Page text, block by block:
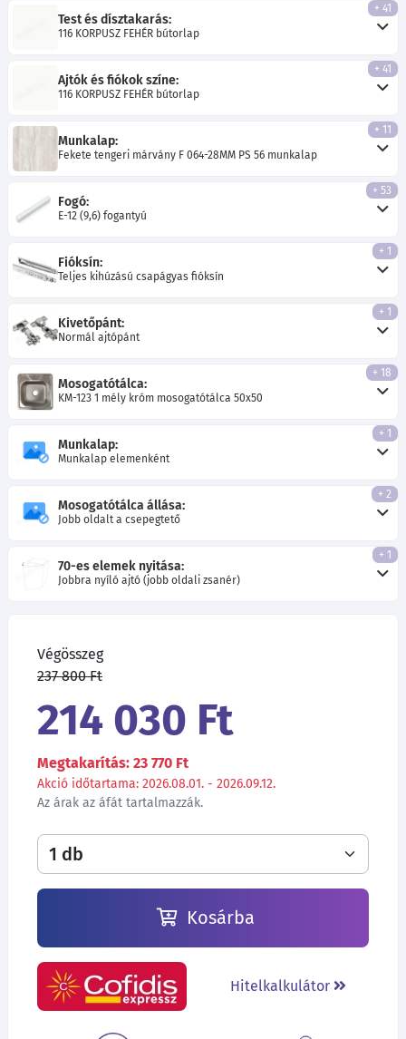
Test és dísztakarás:
116 KORPUSZ FEHÉR bútorlap
+ 41
Ajtók és fiókok színe:
116 KORPUSZ FEHÉR bútorlap
+ 41
Munkalap:
Fekete tengeri márvány F 064-28MM PS 56 munkalap
+ 11
Fogó:
E-12 (9,6) fogantyú
+ 53
Fióksín:
Teljes kihúzású csapágyas fióksín
+ 1
Kivetőpánt:
Normál ajtópánt
+ 1
Mosogatótálca:
KM-123 1 mély króm mosogatótálca 50x50
+ 18
Munkalap:
Munkalap elemenként
+ 1
Mosogatótálca állása:
Jobb oldalt a csepegtető
+ 2
70-es elemek nyitása:
Jobbra nyíló ajtó (jobb oldali zsanér)
+ 1
Végösszeg
237 800 Ft
214 030 Ft
Megtakarítás: 23 770 Ft
Akció időtartama: 2026.08.01. - 2026.09.12.
Az árak az áfát tartalmazzák.
Kosárba
Hitelkalkulátor